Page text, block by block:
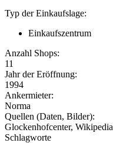
Typ der Einkaufslage:
Einkaufszentrum
Anzahl Shops:
11
Jahr der Eröffnung:
1994
Ankermieter:
Norma
Quellen (Daten, Bilder):
Glockenhofcenter, Wikipedia
Schlagworte